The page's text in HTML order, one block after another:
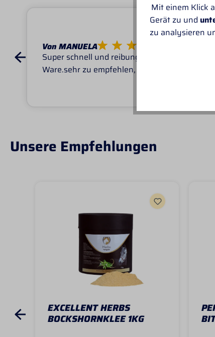
Von MANUELA
Super schnell und reibungslos, top
Ware.sehr zu empfehlen, top!
Unsere Empfehlungen
EXCELLENT HERBS
BOCKSHORNKLEE 1KG
Mit einem Klick
Gerät zu und
zu analysieren